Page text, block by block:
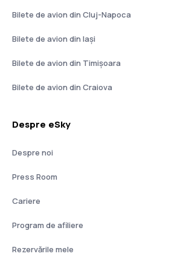
Bilete de avion din Cluj-Napoca
Bilete de avion din Iași
Bilete de avion din Timișoara
Bilete de avion din Craiova
Despre eSky
Despre noi
Press Room
Cariere
Program de afiliere
Rezervările mele